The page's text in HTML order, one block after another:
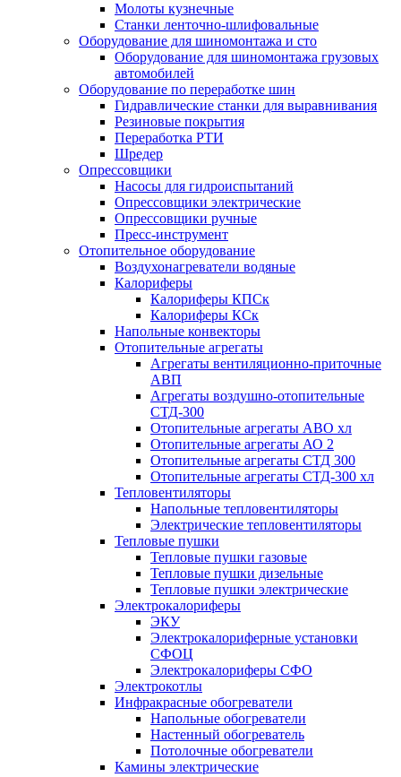
Молоты кузнечные
Станки ленточно-шлифовальные
Оборудование для шиномонтажа и сто
Оборудование для шиномонтажа грузовых
автомобилей
Оборудование по переработке шин
Гидравлические станки для выравнивания
Резиновые покрытия
Переработка РТИ
Шредер
Опрессовщики
Насосы для гидроиспытаний
Опрессовщики электрические
Опрессовщики ручные
Пресс-инструмент
Отопительное оборудование
Воздухонагреватели водяные
Калориферы
Калориферы КПСк
Калориферы КСк
Напольные конвекторы
Отопительные агрегаты
Агрегаты вентиляционно-приточные
АВП
Агрегаты воздушно-отопительные
СТД-300
Отопительные агрегаты АВО хл
Отопительные агрегаты АО 2
Отопительные агрегаты СТД 300
Отопительные агрегаты СТД-300 хл
Тепловентиляторы
Напольные тепловентиляторы
Электрические тепловентиляторы
Тепловые пушки
Тепловые пушки газовые
Тепловые пушки дизельные
Тепловые пушки электрические
Электрокалориферы
ЭКУ
Электрокалориферные установки
СФОЦ
Электрокалориферы СФО
Электрокотлы
Инфракрасные обогреватели
Напольные обогреватели
Настенный обогреватель
Потолочные обогреватели
Камины электрические